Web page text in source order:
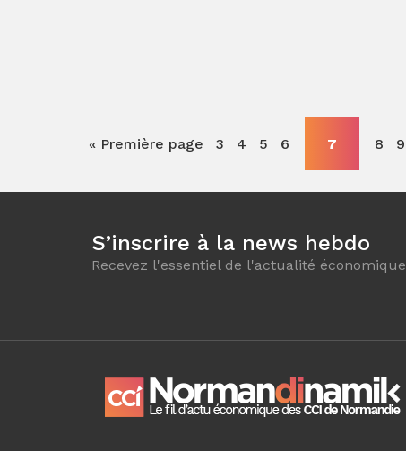
« Première page 3 4 5 6 7 8 9
S’inscrire à la news hebdo
Recevez l'essentiel de l'actualité économique